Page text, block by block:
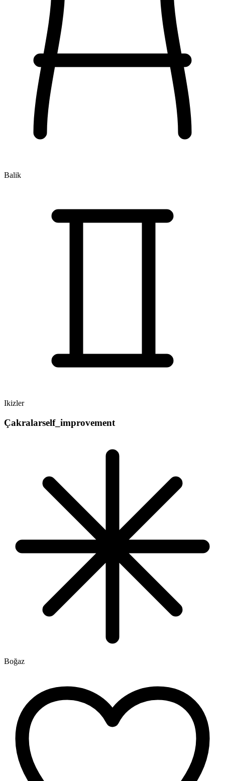
Balik
Ikizler
Çakralarself_improvement
Boğaz